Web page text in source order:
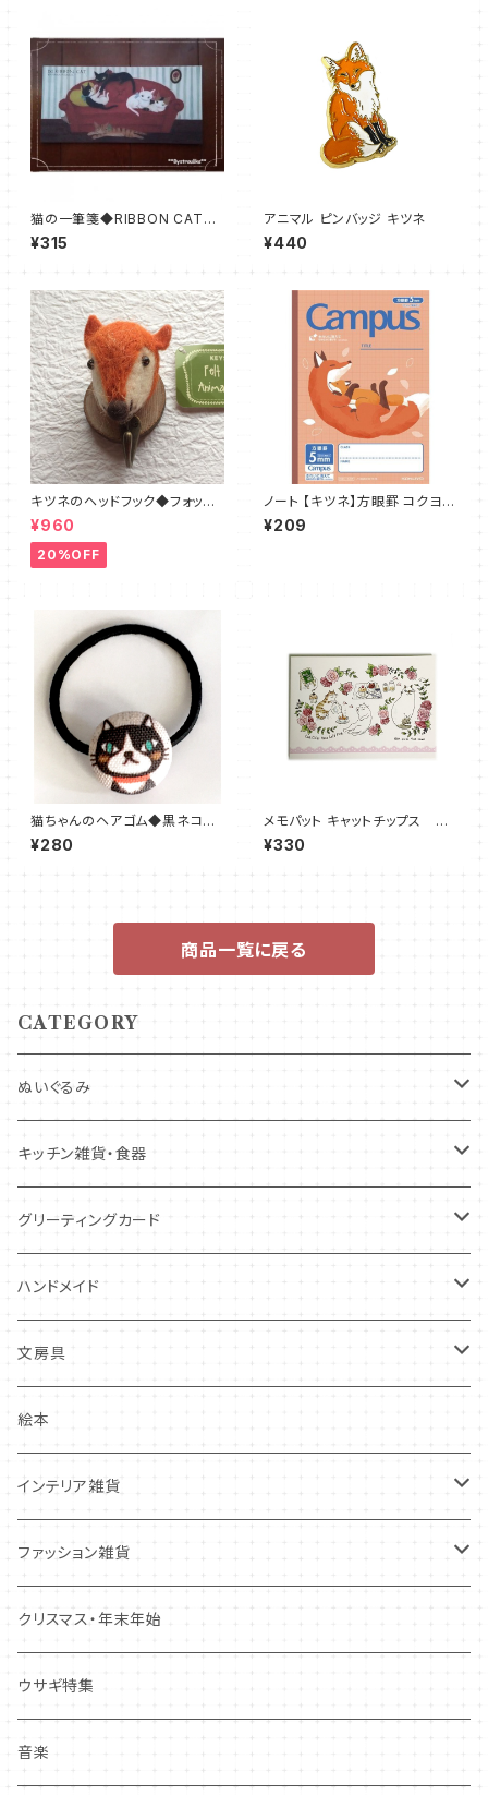
猫の一筆箋◆RIBBON CAT
赤いソファー ネコ
¥315
アニマル ピンバッジ キツネ
¥440
キツネのヘッドフック◆フォック
ス フエルト
¥960
20%OFF
ノート 【キツネ】方眼罫 コクヨ
キャンパス
¥209
猫ちゃんのヘアゴム◆黒ネコ
Ｓサイズ
¥280
メモパット キャットチップス メ
モ帳 猫とバラ ネコ 吉沢美雪
¥330
商品一覧に戻る
CATEGORY
ぬいぐるみ
キツネ
犬
その他
キッチン雑貨・食器
コースター・布製品
食器
その他
グリーティングカード
バースデーカード
多目的カード
クリスマス・冬の季節
ポストカード
ハンドメイド
ニードルフエルト
ワッペン
抜型、シリコンモールド
その他
文房具
ノート・メモ・付箋
レターセット
マステ・ステッカー等
しおり・ブックマーク
その他
絵本
インテリア雑貨
置物
布製品・ドイリー
マグネット
その他
ファッション雑貨
キーホルダー・バッグチャーム
アクセサリー
ポーチ・バッグ
クリスマス・年末年始
ウサギ特集
音楽